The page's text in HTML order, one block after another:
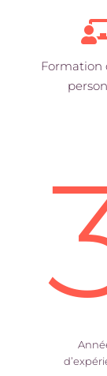
Formation